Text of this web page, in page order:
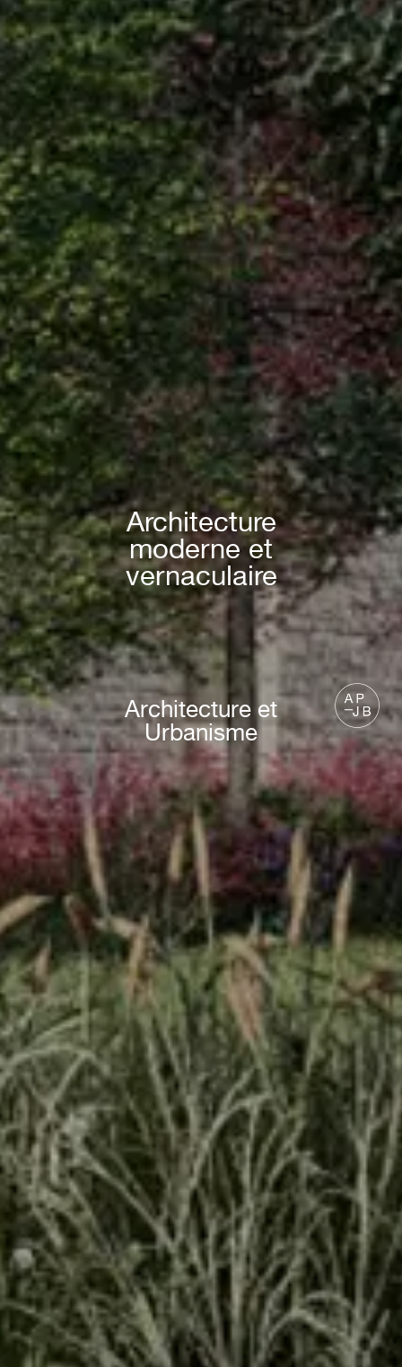
Architecture
moderne et
vernaculaire
Architecture et
Urbanisme